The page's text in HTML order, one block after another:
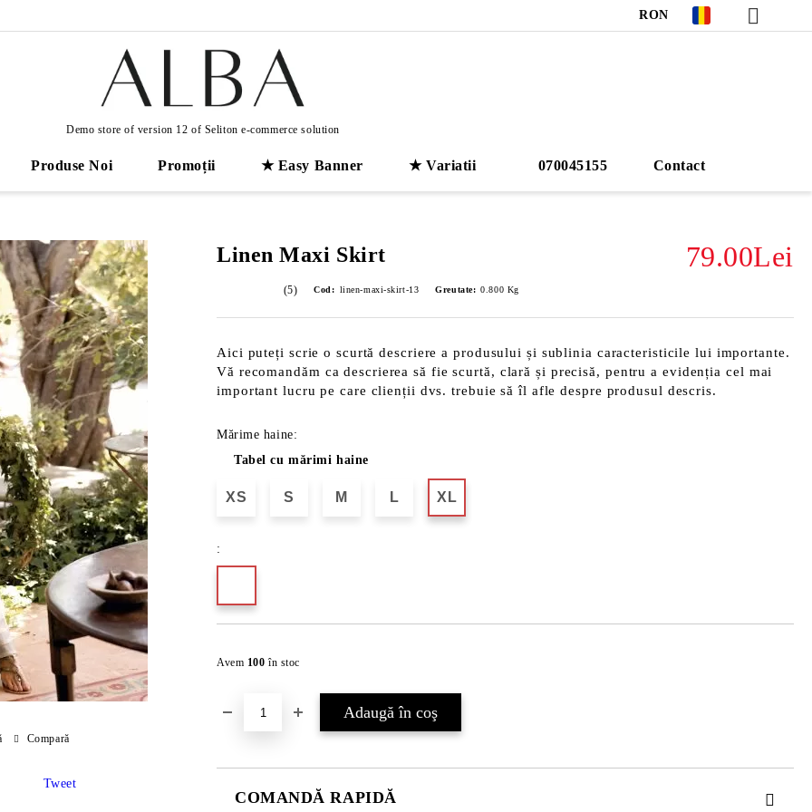
RON
Demo store of version 12 of Seliton e-commerce solution
Produse Noi Promoții ★ Easy Banner ★ Variatii 070045155 Contact
Linen Maxi Skirt 79.00Lei
(5) Cod: linen-maxi-skirt-13 Greutate: 0.800 Kg
Aici puteți scrie o scurtă descriere a produsului și sublinia caracteristicile lui importante.
Vă recomandăm ca descrierea să fie scurtă, clară și precisă, pentru a evidenția cel mai
important lucru pe care clienții dvs. trebuie să îl afle despre produsul descris.
Mărime haine:
Tabel cu mărimi haine
XS S M L XL
:
Avem 100în stoc
COMANDĂ RAPIDĂ
Compară
Tweet